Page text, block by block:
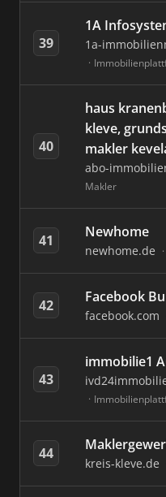
39
1A
1a-
40
haus
kleve,
makler
abo-
Makler
41 Newhome
newhome.de
42 Facebook
facebook.com
43
immobilie1
44
kreis-kleve.de